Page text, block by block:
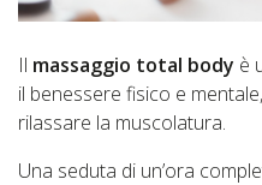
Il massaggio total body è
il benessere fisico e
rilassare la muscolatura.
Una seduta di un’ora